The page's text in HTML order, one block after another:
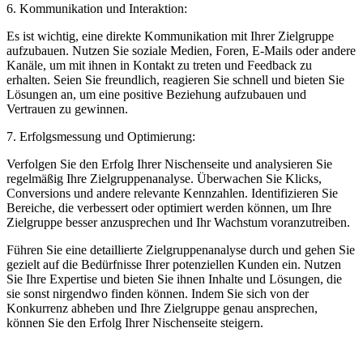
6. Kommunikation‌ und⁢ Interaktion:
Es ⁢ist wichtig, eine direkte ‌Kommunikation mit Ihrer Zielgruppe
⁤aufzubauen. Nutzen Sie soziale⁤ Medien, Foren, E-Mails oder andere
Kanäle,⁤ um ​mit ‍ihnen in Kontakt zu ⁣treten und ⁣Feedback⁣ zu
erhalten. Seien Sie ‌freundlich, reagieren Sie ‌schnell und bieten⁢ Sie
Lösungen an, um eine positive Beziehung aufzubauen und​
Vertrauen​ zu gewinnen.
7. Erfolgsmessung und Optimierung:
Verfolgen Sie den Erfolg Ihrer Nischenseite ​und analysieren Sie
regelmäßig Ihre Zielgruppenanalyse. Überwachen ⁤Sie ‍Klicks,
Conversions und andere relevante Kennzahlen. ⁣Identifizieren Sie
Bereiche, die⁤ verbessert oder optimiert ‍werden können,‍ um Ihre‌
Zielgruppe⁢ besser anzusprechen und Ihr Wachstum‍ voranzutreiben.
Führen Sie eine detaillierte Zielgruppenanalyse​ durch und gehen Sie
gezielt auf die Bedürfnisse⁢ Ihrer potenziellen Kunden ein. Nutzen
Sie Ihre Expertise⁤ und bieten Sie ihnen ‍Inhalte und Lösungen, die ​
sie sonst nirgendwo finden ⁤können. Indem ‌Sie sich von der
Konkurrenz abheben und ‌Ihre⁣ Zielgruppe genau⁤ ansprechen,
können Sie den⁢ Erfolg Ihrer Nischenseite steigern.